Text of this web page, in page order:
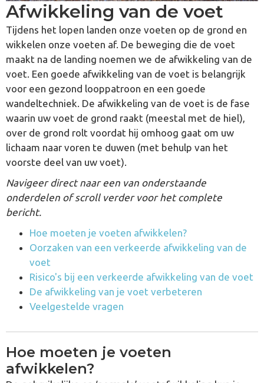
Afwikkeling van de voet
Tijdens het lopen landen onze voeten op de grond en
wikkelen onze voeten af. De beweging die de voet
maakt na de landing noemen we de afwikkeling van de
voet. Een goede afwikkeling van de voet is belangrijk
voor een gezond looppatroon en een goede
wandeltechniek. De afwikkeling van de voet is de fase
waarin uw voet de grond raakt (meestal met de hiel),
over de grond rolt voordat hij omhoog gaat om uw
lichaam naar voren te duwen (met behulp van het
voorste deel van uw voet).
Navigeer direct naar een van onderstaande
onderdelen of scroll verder voor het complete
bericht.
Hoe moeten je voeten afwikkelen?
Oorzaken van een verkeerde afwikkeling van de
voet
Risico's bij een verkeerde afwikkeling van de voet
De afwikkeling van je voet verbeteren
Veelgestelde vragen
Hoe moeten je voeten
afwikkelen?